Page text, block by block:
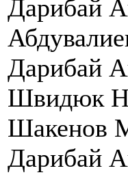
Дарибай
Дарибай
Швидюк
Шакенов
Дарибай